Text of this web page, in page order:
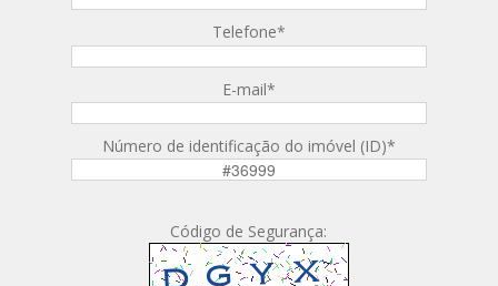
Telefone*
E-mail*
Número de identificação do imóvel (ID)*
Código de Segurança: